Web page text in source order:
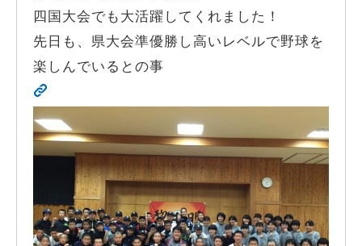
四国大会でも大活躍してくれました！
先日も、県大会準優勝し高いレベルで野球を
楽しんでいるとの事